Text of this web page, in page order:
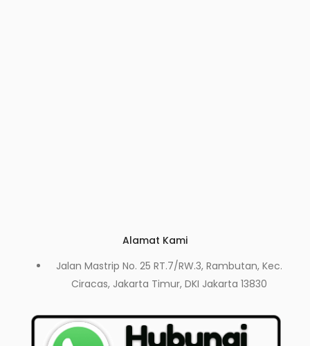
Alamat Kami
Jalan Mastrip No. 25 RT.7/RW.3, Rambutan, Kec.
Ciracas, Jakarta Timur, DKI Jakarta 13830